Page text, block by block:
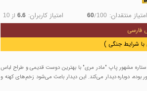
امتیاز منتقدان: 60/100 امتیاز کاربران: 6.6 از 10
فارسی
شرایط جنگی )
مشهور پاپ "مادر مری" با بهترین دوست قدیمی و طراح لباس
دوباره دیدار می‌کند. این دیدار باعث می‌شود زخم‌های کهنه و